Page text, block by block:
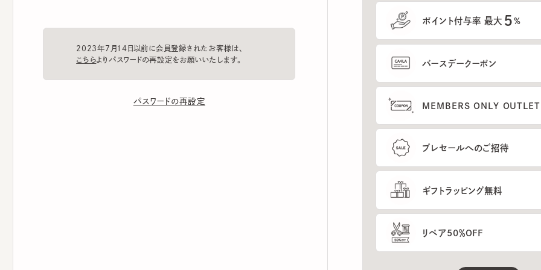
2023年7月14日以前に会員登録されたお客様は、
パスワードの再設定
ポイント付与率 最大 %
バースデークーポン
MEMBERS ONLY OUTLETのご
プレセールへのご招待
ギフトラッピング無料
リペア50％OFF